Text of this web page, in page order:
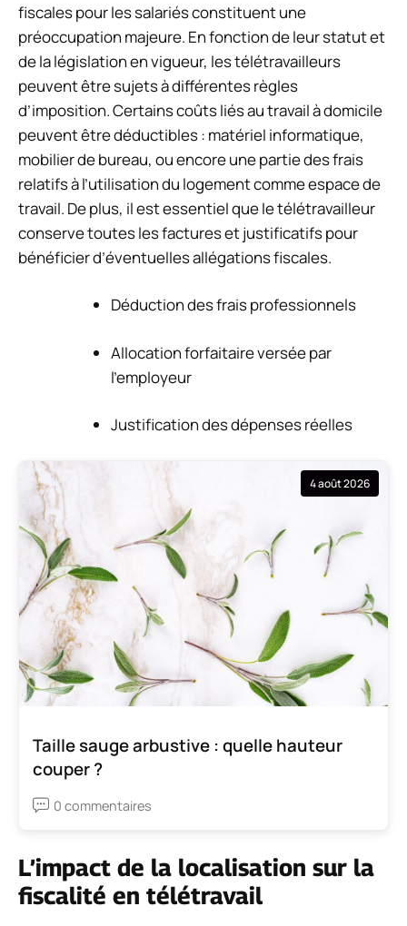
fiscales pour les salariés constituent une
préoccupation majeure. En fonction de leur statut et
de la législation en vigueur, les télétravailleurs
peuvent être sujets à différentes règles
d’imposition. Certains coûts liés au travail à domicile
peuvent être déductibles : matériel informatique,
mobilier de bureau, ou encore une partie des frais
relatifs à l’utilisation du logement comme espace de
travail. De plus, il est essentiel que le télétravailleur
conserve toutes les factures et justificatifs pour
bénéficier d’éventuelles allégations fiscales.
Déduction des frais professionnels
Allocation forfaitaire versée par
l’employeur
Justification des dépenses réelles
4 août 2026
Taille sauge arbustive : quelle hauteur
couper ?
0 commentaires
L’impact de la localisation sur la
fiscalité en télétravail